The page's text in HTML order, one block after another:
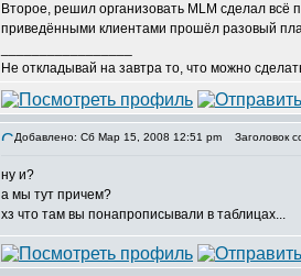
Второе, решил организовать MLM сделал всё
приведёнными клиентами прошёл разовый
Не откладывай на завтра то, что можно
Добавлено: Сб Мар 15, 2008 12:51 pm Заголовок
ну и?
а мы тут причем?
хз что там вы понапрописывали в таблицах...